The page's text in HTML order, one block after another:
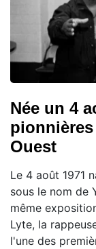
Née un 4
Ouest
Le 4 août 1971
sous le nom de
même
Lyte, la
l'une des